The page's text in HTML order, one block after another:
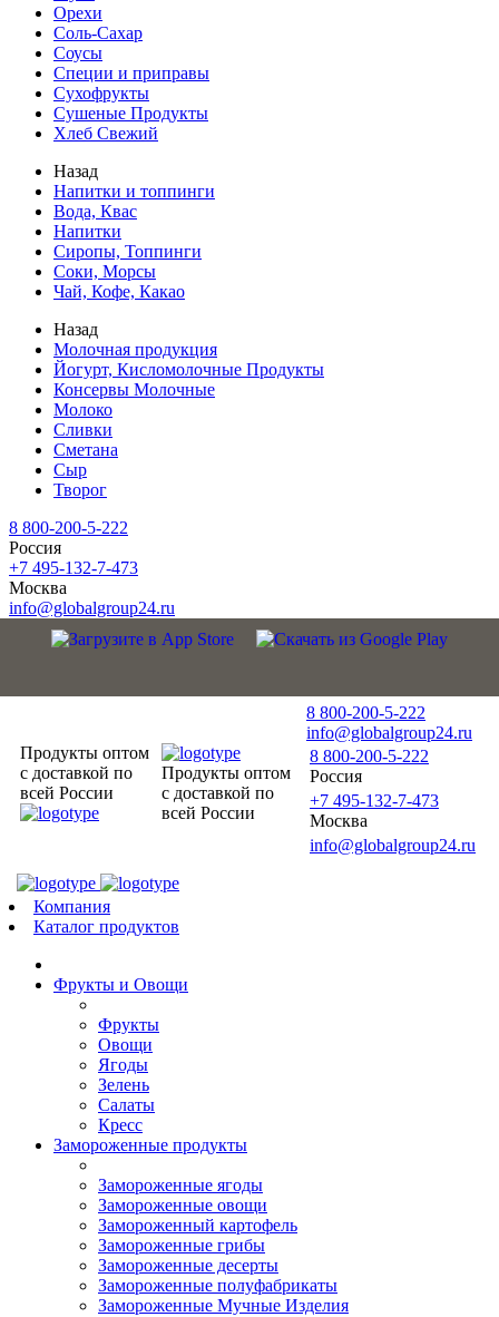
Орехи
Соль-Сахар
Соусы
Специи и приправы
Сухофрукты
Сушеные Продукты
Хлеб Свежий
Назад
Напитки и топпинги
Вода, Квас
Напитки
Сиропы, Топпинги
Соки, Морсы
Чай, Кофе, Какао
Назад
Молочная продукция
Йогурт, Кисломолочные Продукты
Консервы Молочные
Молоко
Сливки
Сметана
Сыр
Творог
8 800-200-5-222
Россия
+7 495-132-7-473
Москва
info@globalgroup24.ru
Продукты оптом
с доставкой по
всей России
Продукты оптом
с доставкой по
всей России
8 800-200-5-222
info@globalgroup24.ru
8 800-200-5-222
Россия
+7 495-132-7-473
Москва
info@globalgroup24.ru
Компания
Каталог продуктов
Фрукты и Овощи
Фрукты
Овощи
Ягоды
Зелень
Салаты
Кресс
Замороженные продукты
Замороженные ягоды
Замороженные овощи
Замороженный картофель
Замороженные грибы
Замороженные десерты
Замороженные полуфабрикаты
Замороженные Мучные Изделия